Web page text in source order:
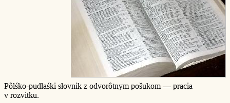
Pôlśko-pudlaśki słovnik z odvorôtnym pošukom — pracia
v rozvitku.